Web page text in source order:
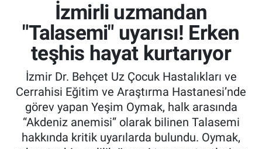
İzmirli uzmandan
"Talasemi" uyarısı! Erken
teşhis hayat kurtarıyor
İzmir Dr. Behçet Uz Çocuk Hastalıkları ve
Cerrahisi Eğitim ve Araştırma Hastanesi’nde
görev yapan Yeşim Oymak, halk arasında
“Akdeniz anemisi” olarak bilinen Talasemi
hakkında kritik uyarılarda bulundu. Oymak,
İzmir Namaz Vakitleri
İzmir Trafik Yoğunluk Haritası
Süper Lig Puan Durumu ve Fikstür
Tüm Manşetler
Son Dakika Haberleri